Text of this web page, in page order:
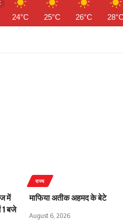
24°C 25°C 26°C 28°C
में
1 बजे
राज्य
माफिया अतीक अहमद के बेटे
August 6, 2026